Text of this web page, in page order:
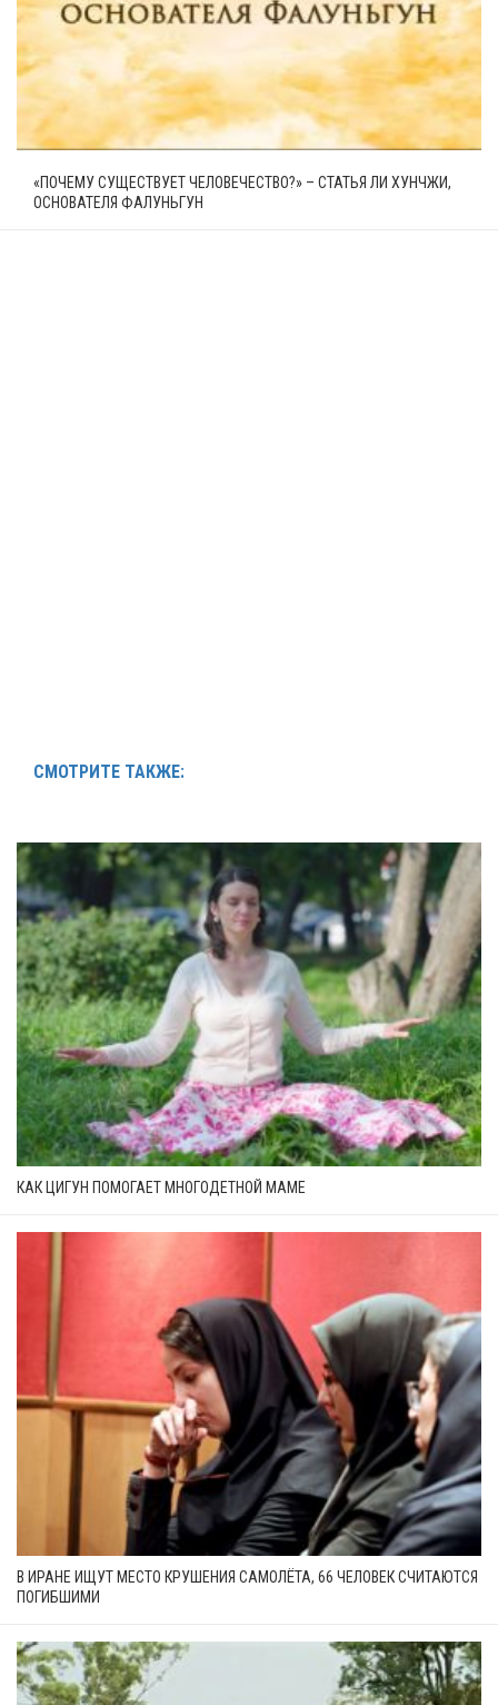
«ПОЧЕМУ СУЩЕСТВУЕТ ЧЕЛОВЕЧЕСТВО?» – СТАТЬЯ ЛИ ХУНЧЖИ,
ОСНОВАТЕЛЯ ФАЛУНЬГУН
СМОТРИТЕ ТАКЖЕ:
КАК ЦИГУН ПОМОГАЕТ МНОГОДЕТНОЙ МАМЕ
В ИРАНЕ ИЩУТ МЕСТО КРУШЕНИЯ САМОЛЁТА, 66 ЧЕЛОВЕК СЧИТАЮТСЯ
ПОГИБШИМИ